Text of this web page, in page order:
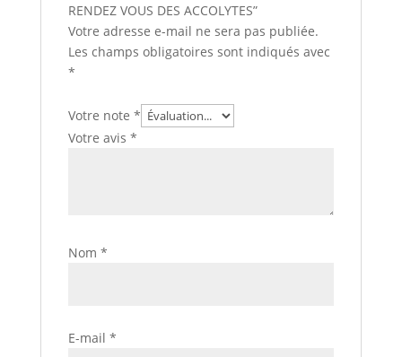
RENDEZ VOUS DES ACCOLYTES”
Votre adresse e-mail ne sera pas publiée.
Les champs obligatoires sont indiqués avec
*
Votre note *
Votre avis *
Nom *
E-mail *